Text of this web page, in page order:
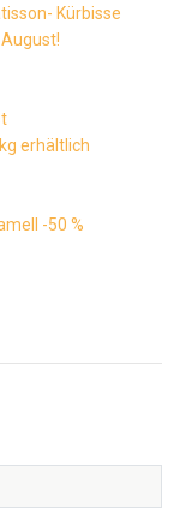
Kürbisse
August!
erhältlich
-50 %